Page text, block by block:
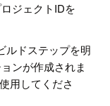
ジェクトIDを
ルドステップを明
ンが作成されま
用してくださ